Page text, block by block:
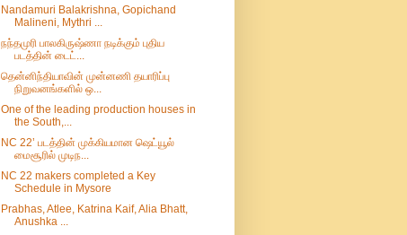
Nandamuri Balakrishna, Gopichand
Malineni, Mythri ...
நந்தமுரி பாலகிருஷ்ணா நடிக்கும் புதிய
படத்தின் டைட்...
தென்னிந்தியாவின் முன்னணி தயாரிப்பு
நிறுவனங்களில் ஒ...
One of the leading production houses in
the South,...
NC 22’ படத்தின் முக்கியமான ஷெட்யூல்
மைசூரில் முடிந...
NC 22 makers completed a Key
Schedule in Mysore
Prabhas, Atlee, Katrina Kaif, Alia Bhatt,
Anushka ...